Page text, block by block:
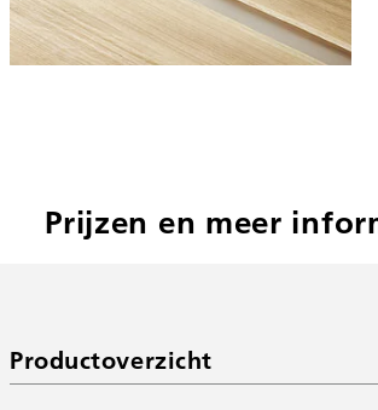
Prijzen en meer
Productoverzicht